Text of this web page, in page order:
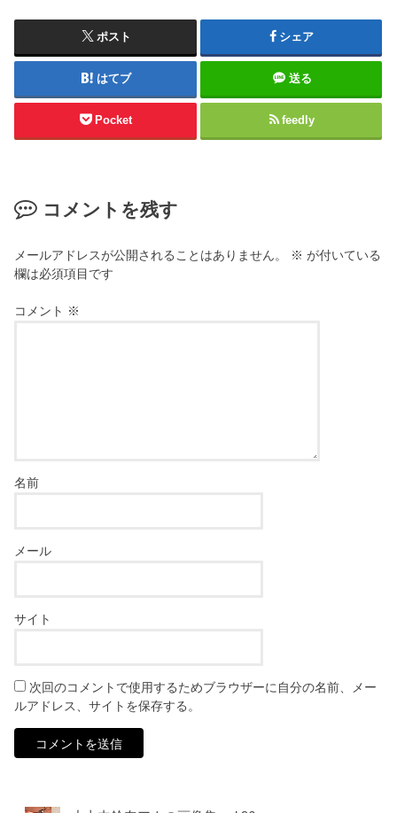
ポスト シェア
はてブ 送る
Pocket feedly
コメントを残す
メールアドレスが公開されることはありません。 ※ が付いている
欄は必須項目です
コメント ※
名前
メール
サイト
次回のコメントで使用するためブラウザーに自分の名前、メー
ルアドレス、サイトを保存する。